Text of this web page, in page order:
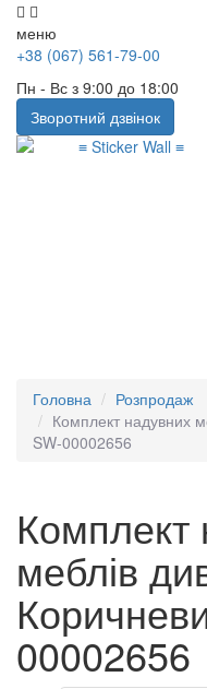
меню
+38 (067) 561-79-00
Пн - Вс з 9:00 до 18:00
Зворотний дзвінок
Головна
Розпродаж
Комплект надувних
SW-00002656
Комплект
меблів
00002656